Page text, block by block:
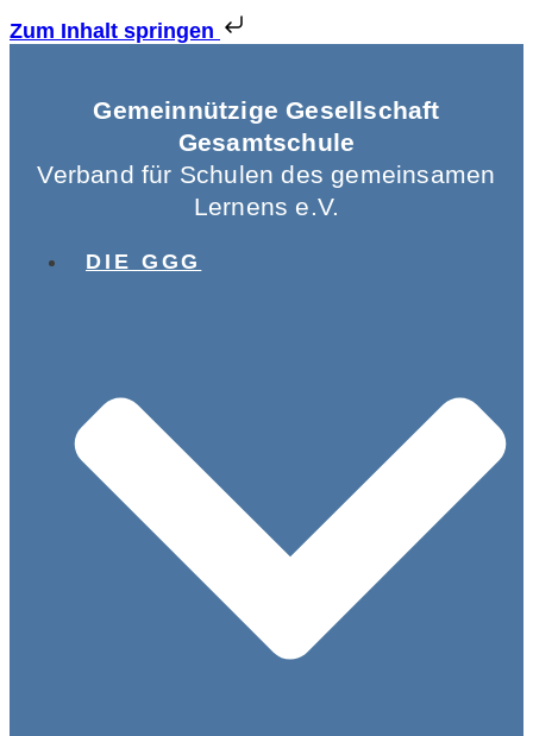
Zum Inhalt springen
Gemeinnützige Gesellschaft
Gesamtschule
Verband für Schulen des gemeinsamen
Lernens e.V.
DIE GGG